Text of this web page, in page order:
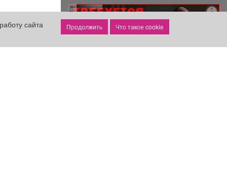
традиционный турнир по
теннису. 🥎...
реклама
сайта
Что такое cookie